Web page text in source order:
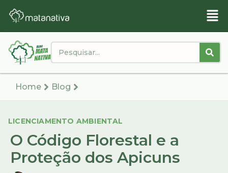
Home Blog
LICENCIAMENTO AMBIENTAL
O Código Florestal e a
Proteção dos Apicuns